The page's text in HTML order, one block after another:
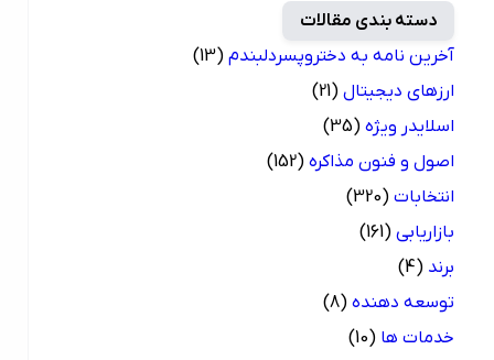
دسته بندی مقالات
آخرین نامه به دختروپسردلبندم (13)
ارزهای دیجیتال (21)
اسلایدر ویژه (35)
اصول و فنون مذاکره (152)
انتخابات (320)
بازاریابی (161)
(4)
توسعه دهنده (8)
خدمات ها (10)